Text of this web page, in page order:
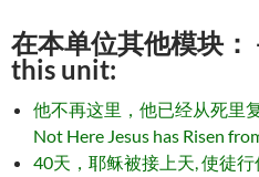
在本单位其他模块
this unit:
他不再这里，他已经从死里
Not Here Jesus has Risen
40天，耶稣被接上天, 使徒行